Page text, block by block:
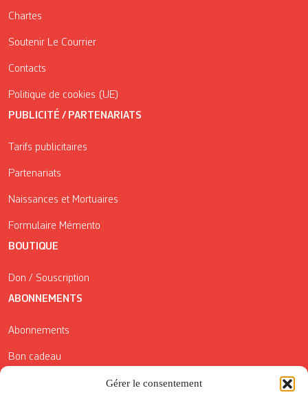
Gérer le consentement
Chartes
Soutenir Le Courrier
Contacts
Politique de cookies (UE)
PUBLICITÉ / PARTENARIATS
Tarifs publicitaires
Partenariats
Naissances et Mortuaires
Formulaire Mémento
BOUTIQUE
Don / Souscription
ABONNEMENTS
Abonnements
Bon cadeau
Conditions générales de vente